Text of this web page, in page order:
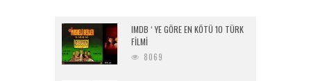
IMDB ‘ YE GÖRE EN KÖTÜ 10 TÜRK
FİLMİ
8069